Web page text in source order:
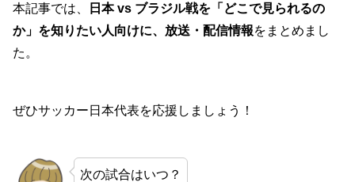
本記事では、
日本 vs ブラジル戦を「どこで見られるの
か」を知りたい人向けに、放送・配信情報をまとめまし
た。
ぜひサッカー日本代表を応援しましょう！
次の試合はいつ？